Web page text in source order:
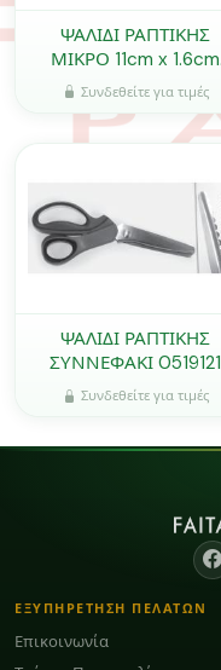
ΨΑΛΙΔΙ ΡΑΠΤΙΚΗΣ
ΜΙΚΡΟ 11cm x 1.6cm
0519033
Συνδεθείτε για τιμές
ΨΑΛΙΔΙ ΡΑΠΤΙΚΗΣ
ΣΥΝΝΕΦΑΚΙ 0519121
Συνδεθείτε για τιμές
ΕΞΥΠΗΡΕΤΗΣΗ ΠΕΛΑΤΩΝ
Επικοινωνία